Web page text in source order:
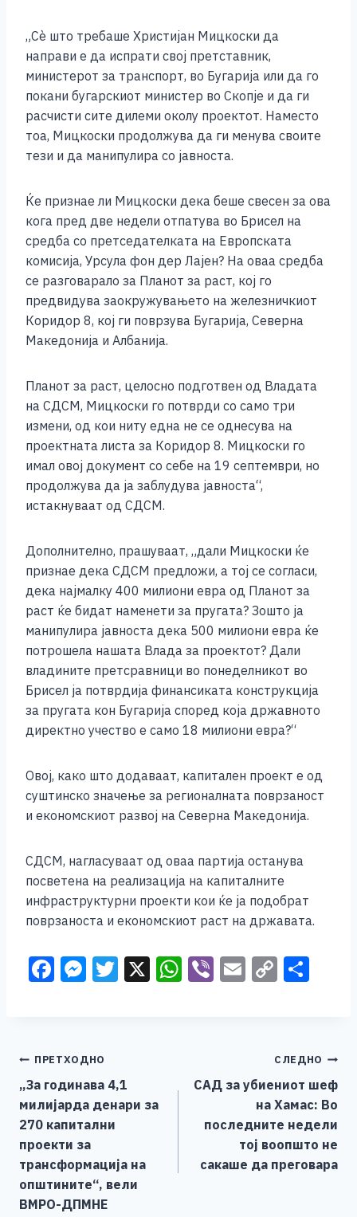
„Сѐ што требаше Христијан Мицкоски да
направи е да испрати свој претставник,
министерот за транспорт, во Бугарија или да го
покани бугарскиот министер во Скопје и да ги
расчисти сите дилеми околу проектот. Наместо
тоа, Мицкоски продолжува да ги менува своите
тези и да манипулира со јавноста.
Ќе признае ли Мицкоски дека беше свесен за ова
кога пред две недели отпатува во Брисел на
средба со претседателката на Европската
комисија, Урсула фон дер Лајен? На оваа средба
се разговарало за Планот за раст, кој го
предвидува заокружувањето на железничкиот
Коридор 8, кој ги поврзува Бугарија, Северна
Македонија и Албанија.
Планот за раст, целосно подготвен од Владата
на СДСМ, Мицкоски го потврди со само три
измени, од кои ниту една не се однесува на
проектната листа за Коридор 8. Мицкоски го
имал овој документ со себе на 19 септември, но
продолжува да ја заблудува јавноста“,
истакнуваат од СДСМ.
Дополнително, прашуваат, „дали Мицкоски ќе
признае дека СДСМ предложи, а тој се согласи,
дека најмалку 400 милиони евра од Планот за
раст ќе бидат наменети за пругата? Зошто ја
манипулира јавноста дека 500 милиони евра ќе
потрошела нашата Влада за проектот? Дали
владините претсравници во понеделникот во
Брисел ја потврдија финансиката конструкција
за пругата кон Бугарија според која државното
директно учество е само 18 милиони евра?“
Овој, како што додаваат, капитален проект е од
суштинско значење за регионалната поврзаност
и економскиот развој на Северна Македонија.
СДСМ, нагласуваат од оваа партија останува
посветена на реализација на капиталните
инфраструктурни проекти кои ќе ја подобрат
поврзаноста и економскиот раст на државата.
F
b
o
o
k
M
n
g
er
T X W
A
p
Vi E C
Li
n
k
Навигација
на
напис
ПРЕТХОДНО
„За годинава 4,1
милијарда денари за
270 капитални
проекти за
трансформација на
општините“, вели
ВМРО-ДПМНЕ
СЛЕДНО
САД за убиениот шеф
на Хамас: Во
последните недели
тој воопшто не
сакаше да преговара